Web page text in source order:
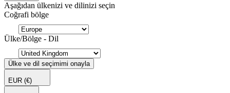
Aşağıdan ülkenizi ve dilinizi seçin
Coğrafi bölge
Ülke/Bölge - Dil
Ülke ve dil seçimimi onayla
EUR (€)